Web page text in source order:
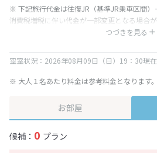
つづきを見る
※ 下記旅行代金は往復JR（基準JR乗車区間）
消費税増税に伴い代金が一部変更となる場合が
※ 表示されている旅行代金・プラン内容は一
空室状況：2026年08月09日（日）19：30現在
※ 大人１名あたり料金は参考料金となります。
お部屋
候補： 0 プラン